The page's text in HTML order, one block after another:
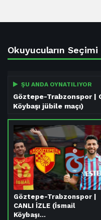
Okuyucuların Seçimi
ŞU ANDA OYNATILIYOR
Göztepe-Trabzonspor |
Köybaşı jübile maçı)
Göztepe-Trabzonspor |
CANLI İZLE (İsmail
Köybaşı…